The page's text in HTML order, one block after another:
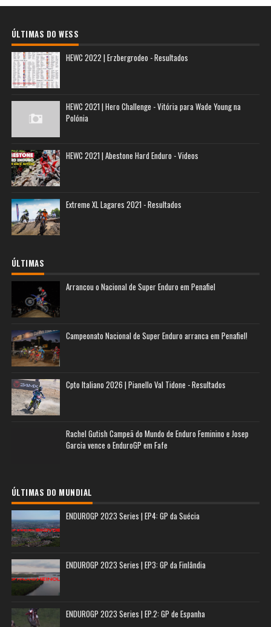
ÚLTIMAS DO WESS
HEWC 2022 | Erzbergrodeo - Resultados
HEWC 2021 | Hero Challenge - Vitória para Wade Young na
Polónia
HEWC 2021 | Abestone Hard Enduro - Videos
Extreme XL Lagares 2021 - Resultados
ÚLTIMAS
Arrancou o Nacional de Super Enduro em Penafiel
Campeonato Nacional de Super Enduro arranca em Penafiel!
Cpto Italiano 2026 | Pianello Val Tidone - Resultados
Rachel Gutish Campeã do Mundo de Enduro Feminino e Josep
Garcia vence o EnduroGP em Fafe
ÚLTIMAS DO MUNDIAL
ENDUROGP 2023 Series | EP4: GP da Suécia
ENDUROGP 2023 Series | EP3: GP da Finlândia
ENDUROGP 2023 Series | EP.2: GP de Espanha